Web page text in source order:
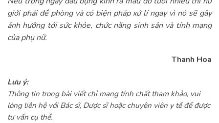
giới phải đề phòng và có biện pháp xử lí ngay vì nó sẽ gây
ảnh hưởng tới sức khỏe, chức năng sinh sản và tính mạng
của phụ nữ.
Thanh Hoa
Lưu ý:
Thông tin trong bài viết chỉ mang tính chất tham khảo, vui
lòng liên hệ với Bác sĩ, Dược sĩ hoặc chuyên viên y tế để được
tư vấn cụ thể.